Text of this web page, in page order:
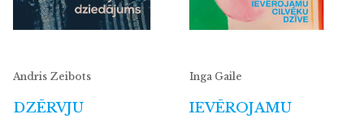
Andris Zeibots
DZĒRVJU
Inga Gaile
IEVĒROJAMU